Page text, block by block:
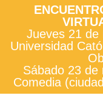
Jueves 21 de
Universidad
Sábado 23 de
Comedia